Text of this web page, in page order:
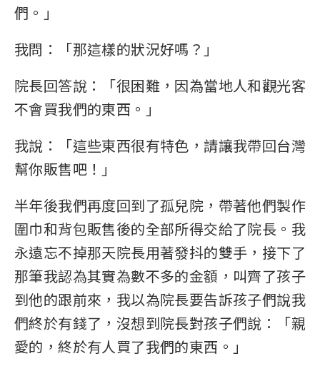
們。」
我問：「那這樣的狀況好嗎？」
院長回答說：「很困難，因為當地人和觀光客
不會買我們的東西。」
我說：「這些東西很有特色，請讓我帶回台灣
幫你販售吧！」
半年後我們再度回到了孤兒院，帶著他們製作
圍巾和背包販售後的全部所得交給了院長。我
永遠忘不掉那天院長用著發抖的雙手，接下了
那筆我認為其實為數不多的金額，叫齊了孩子
到他的跟前來，我以為院長要告訴孩子們說我
們終於有錢了，沒想到院長對孩子們說：「親
愛的，終於有人買了我們的東西。」